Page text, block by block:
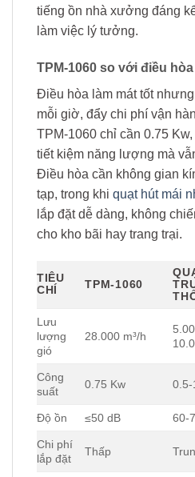
tiếng ồn nhà xưởng đáng
làm việc lý tưởng.
TPM-1060 so với điều
Điều hòa làm mát tốt
mỗi giờ, đẩy chi phí vận
TPM-1060 chỉ cần 0.75
tiết kiệm năng lượng mà
Điều hòa cần không gian
tạp, trong khi quạt hút mái
lắp đặt dễ dàng, không
cho kho bãi hay trang trại.
TIÊU
CHÍ
TPM-1060
Lưu
lượng
gió
28.000 m³/h
Công
suất
0.75 Kw 0.5-
Độ ồn ≤50 dB 60-
Chi phí
lắp đặt
Thấp